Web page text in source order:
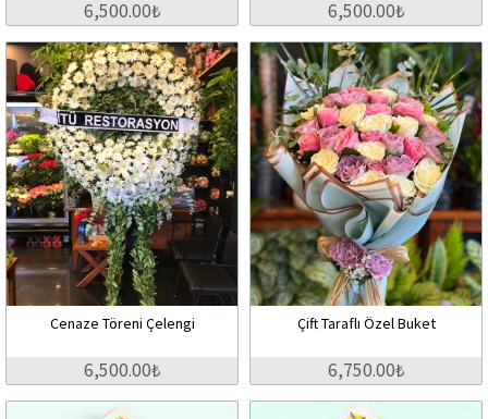
6,500.00₺ 6,500.00₺
Cenaze Töreni Çelengi
6,500.00₺
Çift Taraflı Özel Buket
6,750.00₺